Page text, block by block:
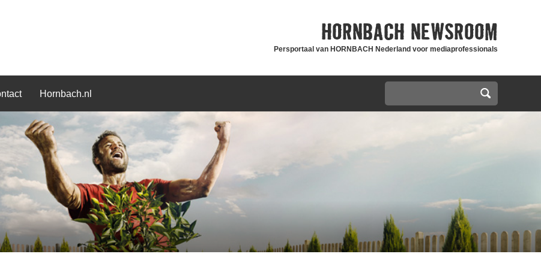
HORNBACH NEWSROOM
Persportaal van HORNBACH Nederland voor mediaprofessionals
Hornbach.nl